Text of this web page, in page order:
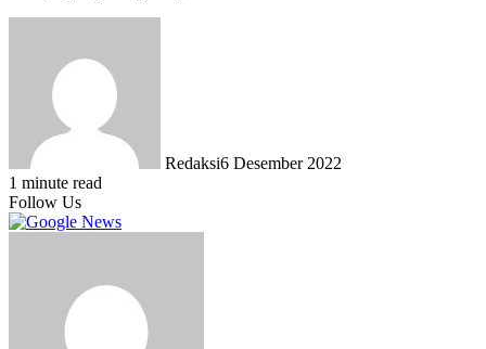
Redaksi6 Desember 2022
1 minute read
Follow Us